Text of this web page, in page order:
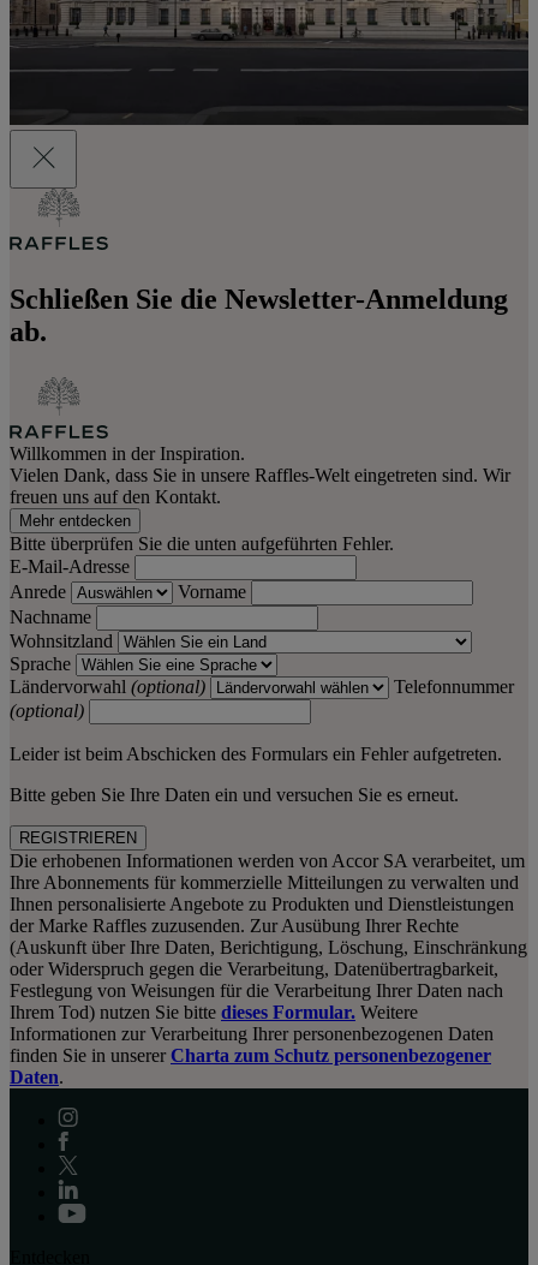
Schließen Sie die Newsletter-Anmeldung
ab.
Willkommen in der Inspiration.
Vielen Dank, dass Sie in unsere Raffles-Welt eingetreten sind. Wir
freuen uns auf den Kontakt.
Mehr entdecken
Bitte überprüfen Sie die unten aufgeführten Fehler.
E-Mail-Adresse
Anrede
Vorname
Nachname
Wohnsitzland
Sprache
Ländervorwahl (optional)
Telefonnummer
(optional)
Leider ist beim Abschicken des Formulars ein Fehler aufgetreten.
Bitte geben Sie Ihre Daten ein und versuchen Sie es erneut.
REGISTRIEREN
Die erhobenen Informationen werden von Accor SA verarbeitet, um
Ihre Abonnements für kommerzielle Mitteilungen zu verwalten und
Ihnen personalisierte Angebote zu Produkten und Dienstleistungen
der Marke Raffles zuzusenden. Zur Ausübung Ihrer Rechte
(Auskunft über Ihre Daten, Berichtigung, Löschung, Einschränkung
oder Widerspruch gegen die Verarbeitung, Datenübertragbarkeit,
Festlegung von Weisungen für die Verarbeitung Ihrer Daten nach
Ihrem Tod) nutzen Sie bitte dieses Formular. Weitere
Informationen zur Verarbeitung Ihrer personenbezogenen Daten
finden Sie in unserer Charta zum Schutz personenbezogener
Daten.